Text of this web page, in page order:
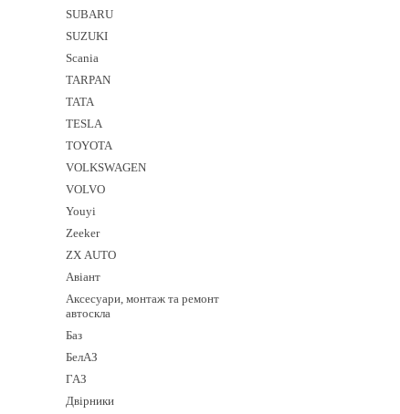
SUBARU
SUZUKI
Sсania
TARPAN
TATA
TESLA
TOYOTA
VOLKSWAGEN
VOLVO
Youyi
Zeeker
ZX AUTO
Авіант
Аксесуари, монтаж та ремонт
автоскла
Баз
БелАЗ
ГАЗ
Двірники